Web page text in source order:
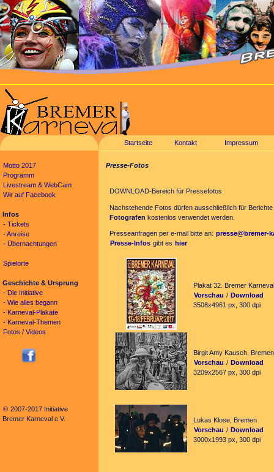
Startseite Kontakt Impressum
Motto 2017
Programm
Livestream & WebCam
Wir auf Facebook
Infos
- Tickets
- Anreise
- Übernachtungen
Spielorte
Geschichte & Ursprung
- Die Initiative
- Wie alles begann
- Karneval-Plakate
- Karneval-Themen
Fotos / Videos
© 2007-2017 Initiative
Bremer Karneval e.V.
Presse-Fotos
DOWNLOAD-Bereich für Pressefotos
Nachstehende Fotos dürfen ausschließlich für
Fotografen kostenlos verwendet werden.
Presseanfragen per e-mail bitte an: presse@bremer-
Presse-Infos gibt es hier
Plakat 32. Bremer Karneval
Vorschau / Download
3508x4961 px, 300 dpi
Birgit Amy Kausch, Bremen
Vorschau / Download
3209x2567 px, 300 dpi
Lukas Klose, Bremen
Vorschau / Download
3000x1993 px, 300 dpi